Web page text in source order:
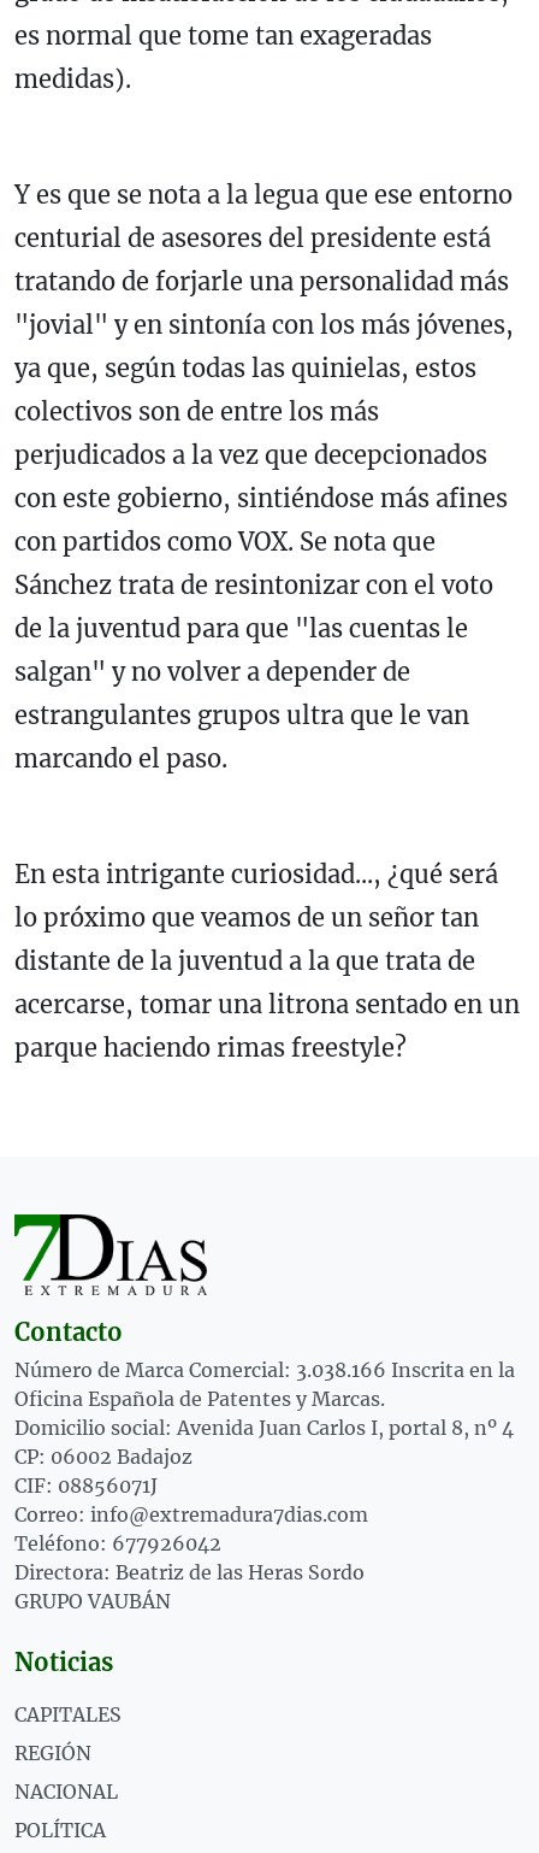
es normal que tome tan exageradas
medidas).
Y es que se nota a la legua que ese entorno
centurial de asesores del presidente está
tratando de forjarle una personalidad más
"jovial" y en sintonía con los más jóvenes,
ya que, según todas las quinielas, estos
colectivos son de entre los más
perjudicados a la vez que decepcionados
con este gobierno, sintiéndose más afines
con partidos como VOX. Se nota que
Sánchez trata de resintonizar con el voto
de la juventud para que "las cuentas le
salgan" y no volver a depender de
estrangulantes grupos ultra que le van
marcando el paso.
En esta intrigante curiosidad..., ¿qué será
lo próximo que veamos de un señor tan
distante de la juventud a la que trata de
acercarse, tomar una litrona sentado en un
parque haciendo rimas freestyle?
Contacto
Número de Marca Comercial: 3.038.166 Inscrita en la
Oficina Española de Patentes y Marcas.
Domicilio social: Avenida Juan Carlos I, portal 8, nº 4
CP: 06002 Badajoz
CIF: 08856071J
Correo: info@extremadura7dias.com
Teléfono: 677926042
Directora: Beatriz de las Heras Sordo
GRUPO VAUBÁN
Noticias
CAPITALES
REGIÓN
NACIONAL
POLÍTICA